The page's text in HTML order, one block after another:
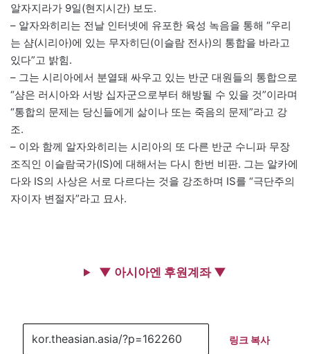
알자지라가 9일(현지시간) 보도.
– 알자와히리는 전날 인터넷에 유포한 육성 녹음을 통해 “우리
는 샴(시리아)에 있는 무자히딘(이슬람 전사)의 통합을 바라고
있다”고 밝힘.
– 그는 시리아에서 분열돼 싸우고 있는 반군 대원들의 통합으로
“샴은 러시아와 서방 십자군으로부터 해방될 수 있을 것”이라며
“통합의 문제는 당신들에게 삶이나 또는 죽음의 문제”라고 강
조.
– 이와 함께 알자와히리는 시리아의 또 다른 반군 수니파 무장
조직인 이슬람국가(IS)에 대해서는 다시 한번 비판. 그는 알카에
다와 IS의 사상은 서로 다르다는 것을 강조하며 IS를 “극단주의
자이자 변절자”라고 묘사.
▼ 아시아엔 후원계좌 ▼
링크 복사